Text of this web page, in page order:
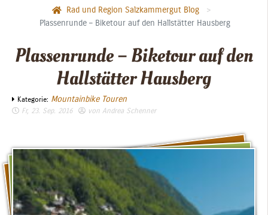
Rad und Region Salzkammergut Blog
Plassenrunde – Biketour auf den Hallstätter Hausberg
Plassenrunde – Biketour auf den
Hallstätter Hausberg
Kategorie: Mountainbike Touren
Fr, 23. Sep. 2016 von Andrea Schenner